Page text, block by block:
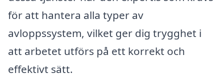
för att hantera alla typer av
avloppssystem, vilket ger dig trygghet i
att arbetet utförs på ett korrekt och
effektivt sätt.